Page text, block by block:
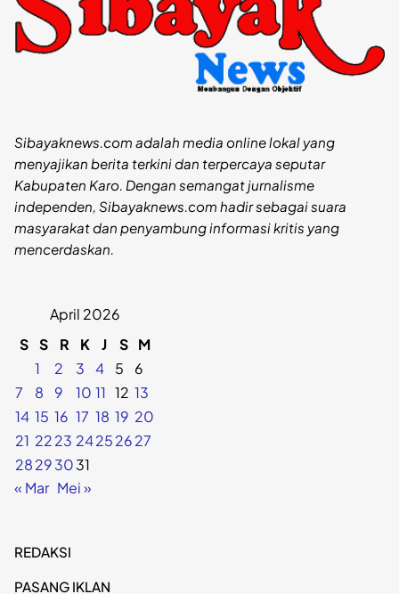
Sibayaknews.com adalah media online lokal yang
menyajikan berita terkini dan terpercaya seputar
Kabupaten Karo. Dengan semangat jurnalisme
independen, Sibayaknews.com hadir sebagai suara
masyarakat dan penyambung informasi kritis yang
mencerdaskan.
April 2026
S S R K J S M
1
2 3 4 5
6
7
8 9 10 11 12 13
14 15 16 17 18 19 20
21 2223 24252627
28293031
« Mar Mei »
REDAKSI
PASANG IKLAN